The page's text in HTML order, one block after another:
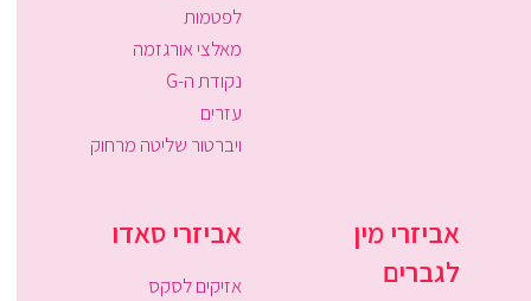
לפטמות
מאלצי אורגזמה
נקודת ה-G
עזרים
ויברטור שליטה מרחוק
אביזרי מין
לגברים
אביזרי סאדו
אזיקים לסקס